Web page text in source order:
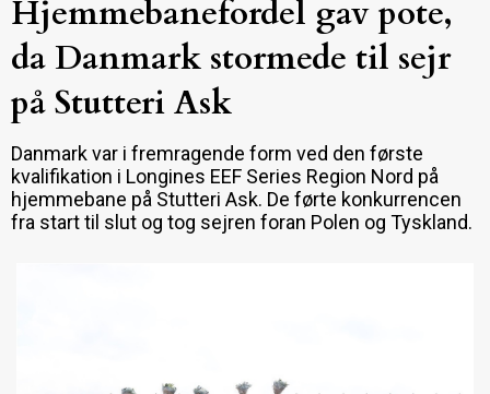
Hjemmebanefordel gav pote,
da Danmark stormede til sejr
på Stutteri Ask
Danmark var i fremragende form ved den første
kvalifikation i Longines EEF Series Region Nord på
hjemmebane på Stutteri Ask. De førte konkurrencen
fra start til slut og tog sejren foran Polen og Tyskland.